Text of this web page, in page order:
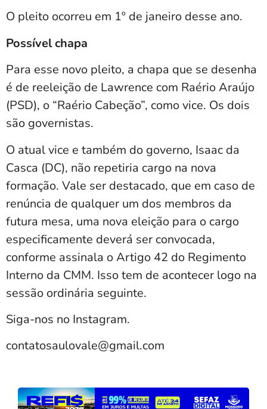
O pleito ocorreu em 1º de janeiro desse ano.
Possível chapa
Para esse novo pleito, a chapa que se desenha
é de reeleição de Lawrence com Raério Araújo
(PSD), o “Raério Cabeção”, como vice. Os dois
são governistas.
O atual vice e também do governo, Isaac da
Casca (DC), não repetiria cargo na nova
formação. Vale ser destacado, que em caso de
renúncia de qualquer um dos membros da
futura mesa, uma nova eleição para o cargo
especificamente deverá ser convocada,
conforme assinala o Artigo 42 do Regimento
Interno da CMM. Isso tem de acontecer logo na
sessão ordinária seguinte.
Siga-nos no Instagram.
contatosaulovale@gmail.com